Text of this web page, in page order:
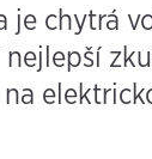
je chytrá